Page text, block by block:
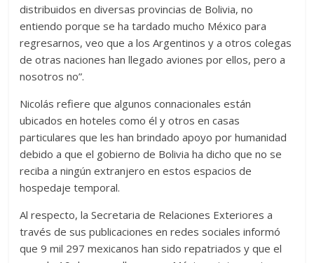
distribuidos en diversas provincias de Bolivia, no
entiendo porque se ha tardado mucho México para
regresarnos, veo que a los Argentinos y a otros colegas
de otras naciones han llegado aviones por ellos, pero a
nosotros no”.
Nicolás refiere que algunos connacionales están
ubicados en hoteles como él y otros en casas
particulares que les han brindado apoyo por humanidad
debido a que el gobierno de Bolivia ha dicho que no se
reciba a ningún extranjero en estos espacios de
hospedaje temporal.
Al respecto, la Secretaria de Relaciones Exteriores a
través de sus publicaciones en redes sociales informó
que 9 mil 297 mexicanos han sido repatriados y que el